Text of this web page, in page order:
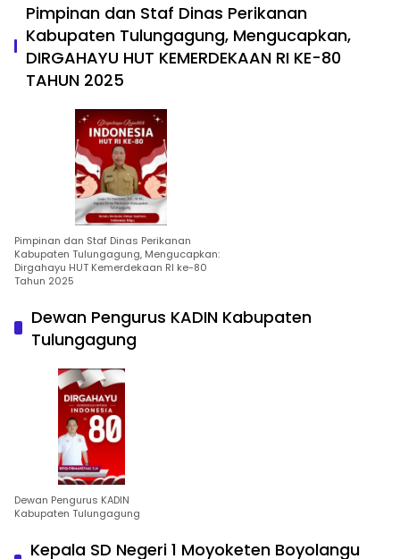
Pimpinan dan Staf Dinas Perikanan
Kabupaten Tulungagung, Mengucapkan,
DIRGAHAYU HUT KEMERDEKAAN RI KE-80
TAHUN 2025
Pimpinan dan Staf Dinas Perikanan
Kabupaten Tulungagung, Mengucapkan:
Dirgahayu HUT Kemerdekaan RI ke-80
Tahun 2025
Dewan Pengurus KADIN Kabupaten
Tulungagung
Dewan Pengurus KADIN
Kabupaten Tulungagung
Kepala SD Negeri 1 Moyoketen Boyolangu